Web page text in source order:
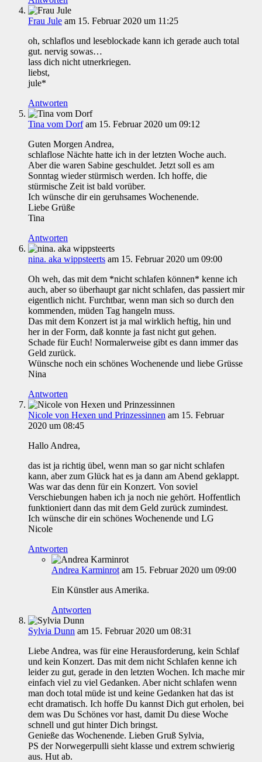
Frau Jule am 15. Februar 2020 um 11:25
oh, schlaflos und leseblockade kann ich gerade auch total
gut. nervig sowas…
lass dich nicht utnerkriegen.
liebst,
jule*
Antworten
Tina vom Dorf am 15. Februar 2020 um 09:12
Guten Morgen Andrea,
schlaflose Nächte hatte ich in der letzten Woche auch.
Aber die waren Sabine geschuldet. Jetzt soll es am
Sonntag wieder stürmisch werden. Ich hoffe, die
stürmische Zeit ist bald vorüber.
Ich wünsche dir ein geruhsames Wochenende.
Liebe Grüße
Tina
Antworten
nina. aka wippsteerts am 15. Februar 2020 um 09:00
Oh weh, das mit dem *nicht schlafen können* kenne ich
auch, aber so überhaupt gar nicht schlafen, das passiert mir
eigentlich nicht. Furchtbar, wenn man sich so durch den
kommenden, müden Tag hangeln muss.
Das mit dem Konzert ist ja mal wirklich heftig, hin und
her in der Form, daß konnte ja fast nicht gut gehen.
Schade für Euch! Normalerweise gibt es dann immer das
Geld zurück.
Wünsche noch ein schönes Wochenende und liebe Grüsse
Nina
Antworten
Nicole von Hexen und Prinzessinnen am 15. Februar
2020 um 08:45
Hallo Andrea,
das ist ja richtig übel, wenn man so gar nicht schlafen
kann, aber zum Glück hat es ja dann am Abend geklappt.
Was war das denn für ein Konzert. Von soviel
Verschiebungen haben ich ja noch nie gehört. Hoffentlich
funktioniert dann das mit dem Geld zurück zumindest.
Ich wünsche dir ein schönes Wochenende und LG
Nicole
Antworten
Andrea Karminrot am 15. Februar 2020 um 09:00
Ein Künstler aus Amerika.
Antworten
Sylvia Dunn am 15. Februar 2020 um 08:31
Liebe Andrea, was für eine Herausforderung, kein Schlaf
und kein Konzert. Das mit dem nicht Schlafen kenne ich
leider zu gut, gerade in den letzten Wochen. Ich mache mir
einfach viel zu viel Gedanken. Aber nicht schlafen wenn
man doch total müde ist und keine Gedanken hat das ist
echt dramatisch. Ich hoffe Du kannst Dich gut erholen, bei
dem was Du Schönes vor hast, damit Du diese Woche
schnell und gut hinter Dich bringst.
Genieße das Wochenende. Lieben Gruß Sylvia,
PS der Norwegerpulli sieht klasse und extrem schwierig
aus. Hut ab.